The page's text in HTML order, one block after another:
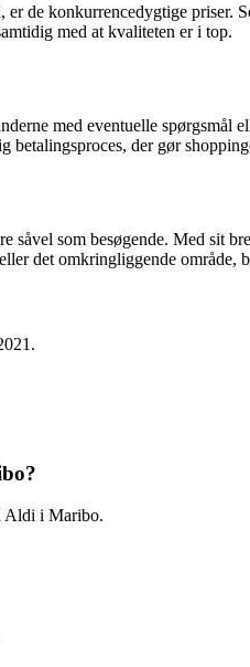
de konkurrencedygtige priser.
med at kvaliteten er i top.
med eventuelle spørgsmål
der gør
som besøgende. Med sit
det omkringliggende område,
Aldi i Maribo.